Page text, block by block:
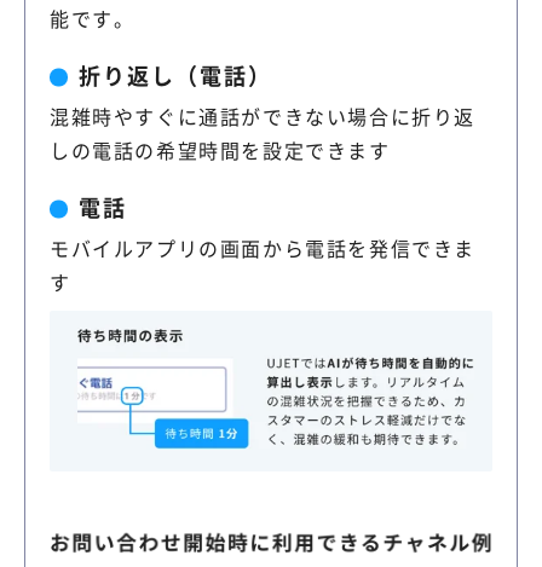
能です。
折り返し（電話）
混雑時やすぐに通話ができない場合に折り返
しの電話の希望時間を設定できます
電話
モバイルアプリの画面から電話を発信できま
す